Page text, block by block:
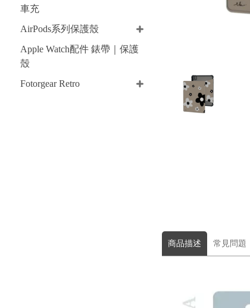
車充
AirPods系列保護殼
Apple Watch配件 錶帶｜保護
殼
Fotorgear Retro
商品描述 常見問題